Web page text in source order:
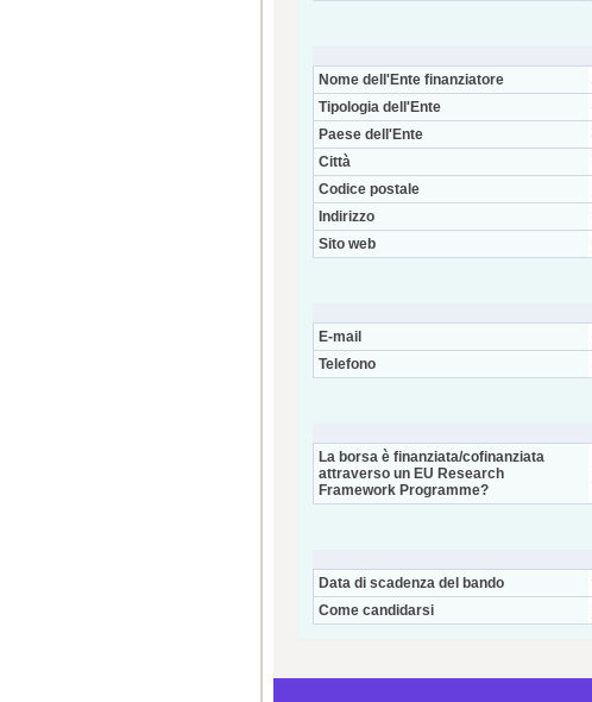
Nome dell'Ente finanziatore
Tipologia dell'Ente
Paese dell'Ente
Città
Codice postale
Indirizzo
Sito web
E-mail
Telefono
La borsa è finanziata/cofinanziata
attraverso un EU Research
Framework Programme?
Data di scadenza del bando
Come candidarsi